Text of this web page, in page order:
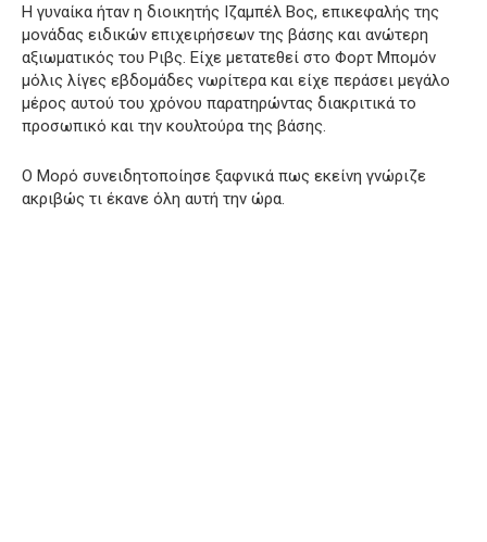
Η γυναίκα ήταν η διοικητής Ιζαμπέλ Βος, επικεφαλής της
μονάδας ειδικών επιχειρήσεων της βάσης και ανώτερη
αξιωματικός του Ριβς. Είχε μετατεθεί στο Φορτ Μπομόν
μόλις λίγες εβδομάδες νωρίτερα και είχε περάσει μεγάλο
μέρος αυτού του χρόνου παρατηρώντας διακριτικά το
προσωπικό και την κουλτούρα της βάσης.
Ο Μορό συνειδητοποίησε ξαφνικά πως εκείνη γνώριζε
ακριβώς τι έκανε όλη αυτή την ώρα.